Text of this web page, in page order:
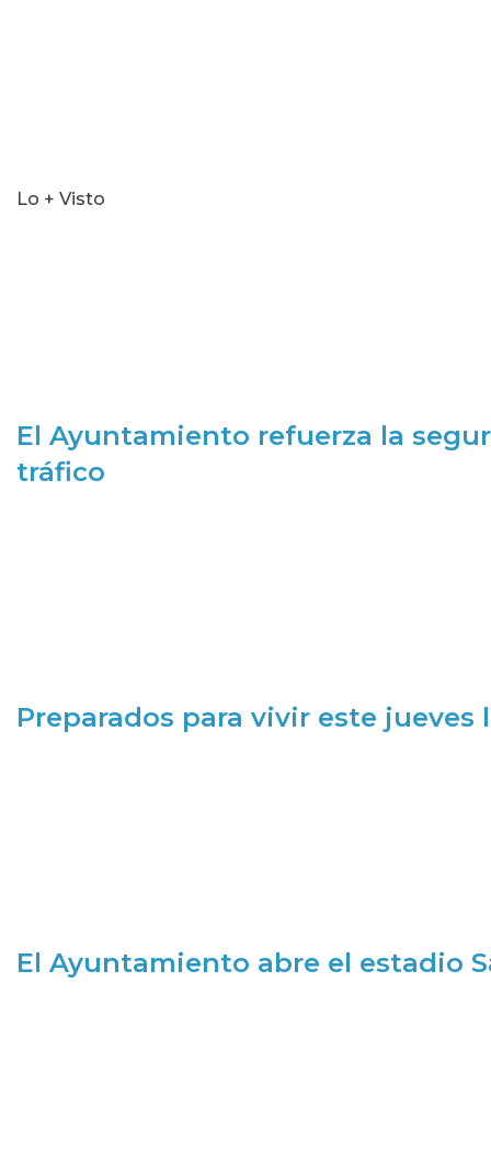
Lo + Visto
El Ayuntamiento refuerza la
tráfico
Preparados para vivir este jueves
El Ayuntamiento abre el estadio